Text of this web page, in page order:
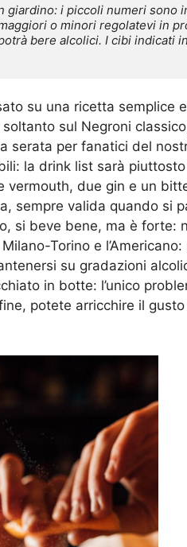
i piccoli numeri sono
o minori regolatevi in
bere alcolici. I cibi indicati
su una ricetta semplice
sul Negroni
serata per fanatici del
la drink list sarà
due gin e un
sempre valida quando si
si beve bene, ma è forte:
Torino e
su gradazioni
in botte: l’unico
potete arricchire il